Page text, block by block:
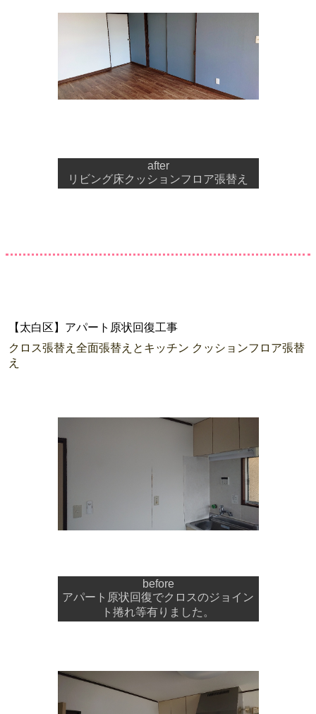
after
リビング床クッションフロア張替え
【太白区】アパート原状回復工事
クロス張替え全面張替えとキッチン クッションフロア張替
え
before
アパート原状回復でクロスのジョイン
ト捲れ等有りました。